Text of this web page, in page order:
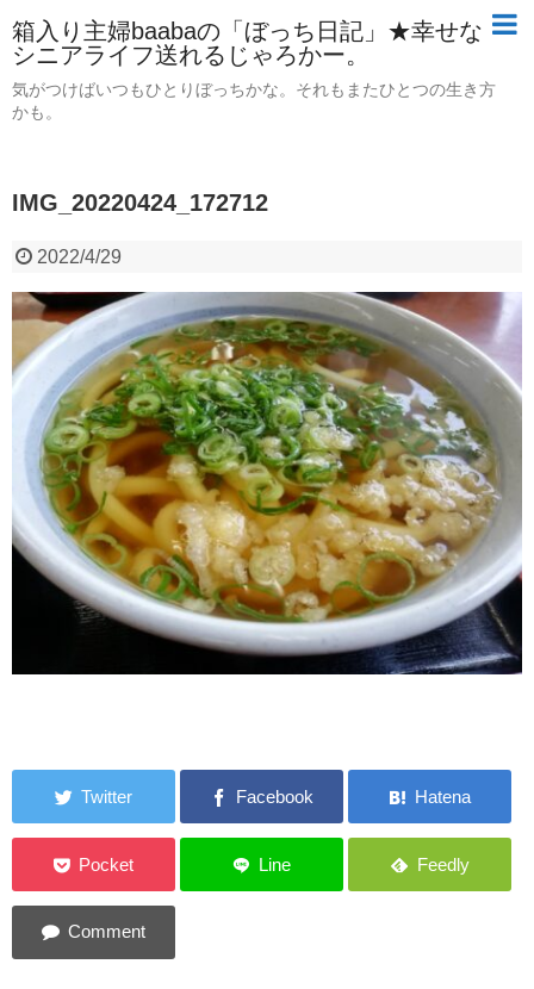
箱入り主婦baabaの「ぼっち日記」★幸せな
シニアライフ送れるじゃろかー。
気がつけばいつもひとりぼっちかな。それもまたひとつの生き方
かも。
IMG_20220424_172712
2022/4/29